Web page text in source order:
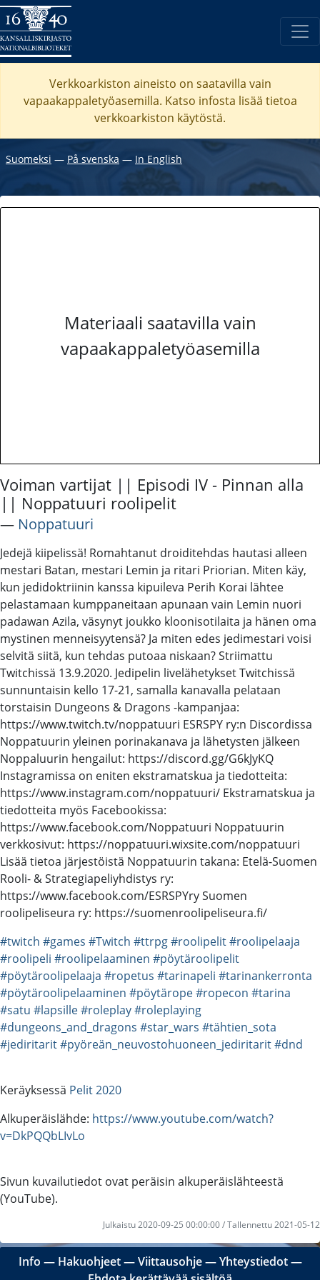
Verkkoarkiston aineisto on saatavilla vain
vapaakappaletyöasemilla. Katso infosta lisää tietoa
verkkoarkiston käytöstä.
Suomeksi ― På svenska ― In English
Materiaali saatavilla vain
vapaakappaletyöasemilla
Voiman vartijat || Episodi IV - Pinnan alla
|| Noppatuuri roolipelit
― Noppatuuri
Jedejä kiipelissä! Romahtanut droiditehdas hautasi alleen
mestari Batan, mestari Lemin ja ritari Priorian. Miten käy,
kun jedidoktriinin kanssa kipuileva Perih Korai lähtee
pelastamaan kumppaneitaan apunaan vain Lemin nuori
padawan Azila, väsynyt joukko kloonisotilaita ja hänen oma
mystinen menneisyytensä? Ja miten edes jedimestari voisi
selvitä siitä, kun tehdas putoaa niskaan? Striimattu
Twitchissä 13.9.2020. Jedipelin livelähetykset Twitchissä
sunnuntaisin kello 17-21, samalla kanavalla pelataan
torstaisin Dungeons & Dragons -kampanjaa:
https://www.twitch.tv/noppatuuri ESRSPY ry:n Discordissa
Noppatuurin yleinen porinakanava ja lähetysten jälkeen
Noppaluurin hengailut: https://discord.gg/G6kJyKQ
Instagramissa on eniten ekstramatskua ja tiedotteita:
https://www.instagram.com/noppatuuri/ Ekstramatskua ja
tiedotteita myös Facebookissa:
https://www.facebook.com/Noppatuuri Noppatuurin
verkkosivut: https://noppatuuri.wixsite.com/noppatuuri
Lisää tietoa järjestöistä Noppatuurin takana: Etelä-Suomen
Rooli- & Strategiapeliyhdistys ry:
https://www.facebook.com/ESRSPYry Suomen
roolipeliseura ry: https://suomenroolipeliseura.fi/
#twitch #games #Twitch #ttrpg#roolipelit#roolipelaaja
#roolipeli #roolipelaaminen #pöytäroolipelit
#pöytäroolipelaaja #ropetus #tarinapeli #tarinankerronta
#pöytäroolipelaaminen #pöytärope#ropecon #tarina
#satu #lapsille#roleplay#roleplaying
#dungeons_and_dragons #star_wars #tähtien_sota
#jediritarit#pyöreän_neuvostohuoneen_jediritarit#dnd
Keräyksessä Pelit 2020
Alkuperäislähde: https://www.youtube.com/watch?
v=DkPQQbLIvLo
Sivun kuvailutiedot ovat peräisin alkuperäislähteestä
(YouTube).
Julkaistu 2020-09-25 00:00:00 / Tallennettu 2021-05-12
Info ― Hakuohjeet―Viittausohje―Yhteystiedot―